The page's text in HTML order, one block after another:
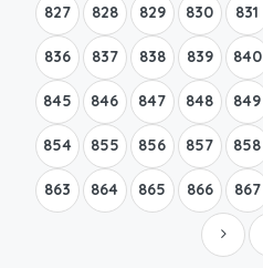
827 828 829 830 831
836 837 838 839 840
845 846 847 848 849
854 855 856 857 858
863 864 865 866 867